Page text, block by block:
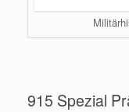
915 Spezial